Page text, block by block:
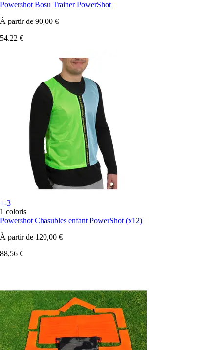
Powershot Bosu Trainer PowerShot
À partir de 90,00 €
54,22 €
+-3
1 coloris
Powershot Chasubles enfant PowerShot (x12)
À partir de 120,00 €
88,56 €